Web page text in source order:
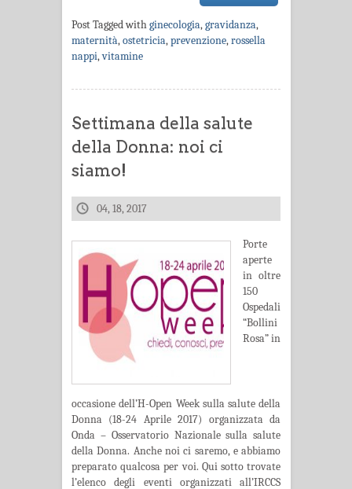
Post Tagged withginecologia,gravidanza,
maternità,ostetricia,prevenzione,rossella
nappi,vitamine
Settimana della salute
della Donna: noi ci
siamo!
04, 18, 2017
Porte
aperte
in oltre
150
Ospedali
“Bollini
Rosa” in
occasione dell’H-Open Week sulla salute della
Donna (18-24 Aprile 2017) organizzata da
Onda – Osservatorio Nazionale sulla salute
della Donna. Anche noi ci saremo, e abbiamo
preparato qualcosa per voi. Qui sotto trovate
l’elenco degli eventi organizzati all’IRCCS